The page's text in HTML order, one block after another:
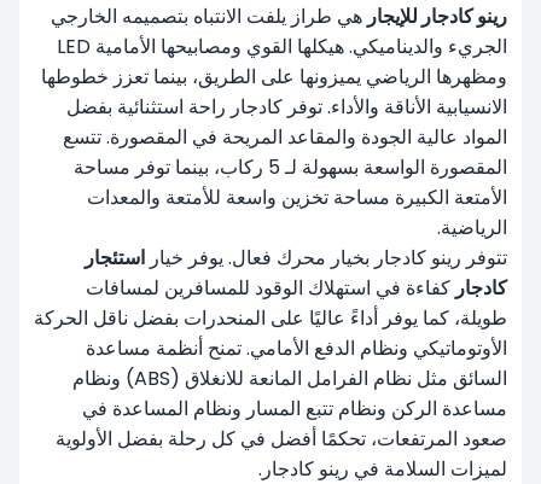
رينو كادجار للإيجار هي طراز يلفت الانتباه بتصميمه الخارجي
الجريء والديناميكي. هيكلها القوي ومصابيحها الأمامية LED
ومظهرها الرياضي يميزونها على الطريق، بينما تعزز خطوطها
الانسيابية الأناقة والأداء. توفر كادجار راحة استثنائية بفضل
المواد عالية الجودة والمقاعد المريحة في المقصورة. تتسع
المقصورة الواسعة بسهولة لـ 5 ركاب، بينما توفر مساحة
الأمتعة الكبيرة مساحة تخزين واسعة للأمتعة والمعدات
الرياضية.
تتوفر رينو كادجار بخيار محرك فعال. يوفر خيار استئجار
كادجار كفاءة في استهلاك الوقود للمسافرين لمسافات
طويلة، كما يوفر أداءً عاليًا على المنحدرات بفضل ناقل الحركة
الأوتوماتيكي ونظام الدفع الأمامي. تمنح أنظمة مساعدة
السائق مثل نظام الفرامل المانعة للانغلاق (ABS) ونظام
مساعدة الركن ونظام تتبع المسار ونظام المساعدة في
صعود المرتفعات، تحكمًا أفضل في كل رحلة بفضل الأولوية
لميزات السلامة في رينو كادجار.